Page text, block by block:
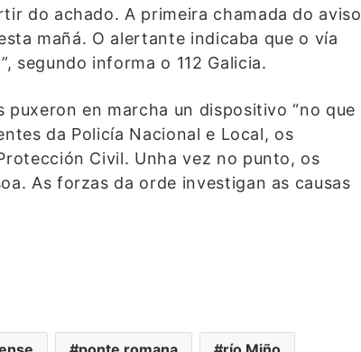
do achado. A primeira chamada do aviso
mañá. O alertante indicaba que o vía
segundo informa o 112 Galicia.
en marcha un dispositivo “no que
da Policía Nacional e Local, os
Civil. Unha vez no punto, os
As forzas da orde investigan as causas